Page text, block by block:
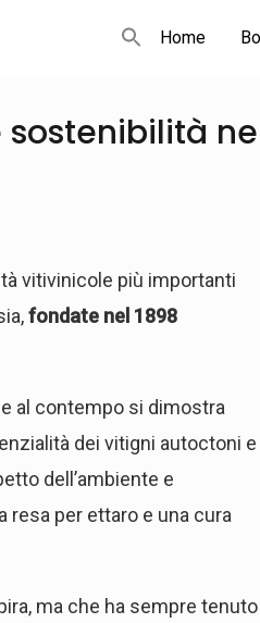
Home
sostenibilità ne
vitivinicole più importanti
fondate nel 1898
al contempo si dimostra
dei vitigni autoctoni
dell’ambiente e
resa per ettaro e una cura
ma che ha sempre tenuto